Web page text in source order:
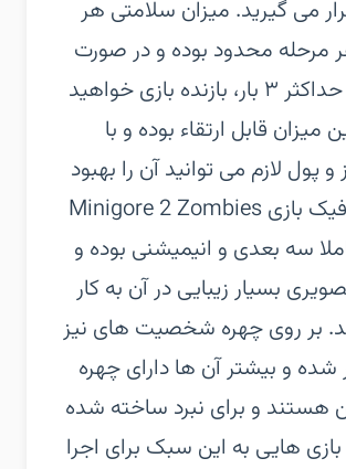
می گیرید. میزان سلامتی هر
مرحله محدود بوده و در صورت
ضربه دیدن حداکثر ۳ بار، بازنده بازی خواهید
میزان قابل ارتقاء بوده و با
پول لازم می توانید آن را بهبود
بخشید. گرافیک بازی Minigore 2 Zombies
سه بعدی و انیمیشنی بوده و
بسیار زیبایی در آن به کار
بر روی چهره شخصیت های نیز
شده و بیشتر آن ها دارای چهره
و برای نبرد ساخته شده
بازی هایی به این سبک برای اجرا